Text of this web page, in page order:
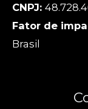
CNPJ:
Fator de
Brasil